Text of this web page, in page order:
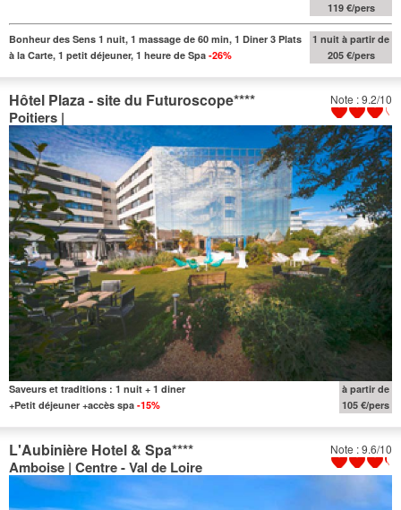
119 €/pers
Bonheur des Sens 1 nuit, 1 massage de 60 min, 1 Diner 3 Plats
à la Carte, 1 petit déjeuner, 1 heure de Spa -26%
1 nuit à partir de
205 €/pers
Note : 9.2/10
Hôtel Plaza - site du Futuroscope****
Poitiers |
Saveurs et traditions : 1 nuit + 1 diner
+Petit déjeuner +accès spa -15%
à partir de
105 €/pers
Note : 9.6/10
L'Aubinière Hotel & Spa****
Amboise | Centre - Val de Loire